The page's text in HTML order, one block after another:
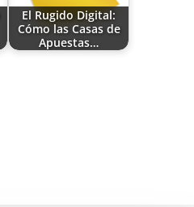
El Rugido Digital:
Cómo las Casas de
Apuestas…